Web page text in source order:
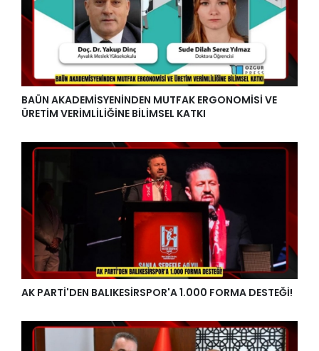
BAÜN AKADEMİSYENİNDEN MUTFAK ERGONOMİSİ VE
ÜRETİM VERİMLİLİĞİNE BİLİMSEL KATKI
AK PARTİ'DEN BALIKESİRSPOR'A 1.000 FORMA DESTEĞİ!